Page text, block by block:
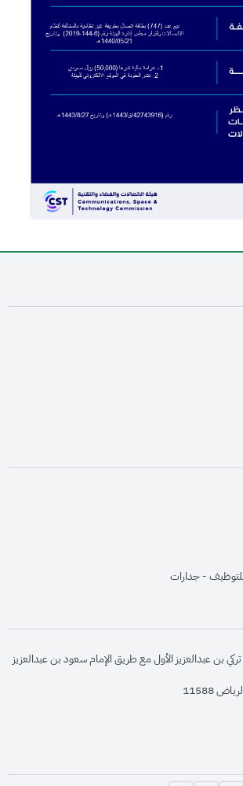
opens
opens
opens in new
opens in
opens in new
opens in new
opens in new
opens in
opens in
opens in
opens in new
opens in new
- جداراتopens in new window
بن عبدالعزيز الأول مع طريق الإمام سعود بن عبدالعزيز